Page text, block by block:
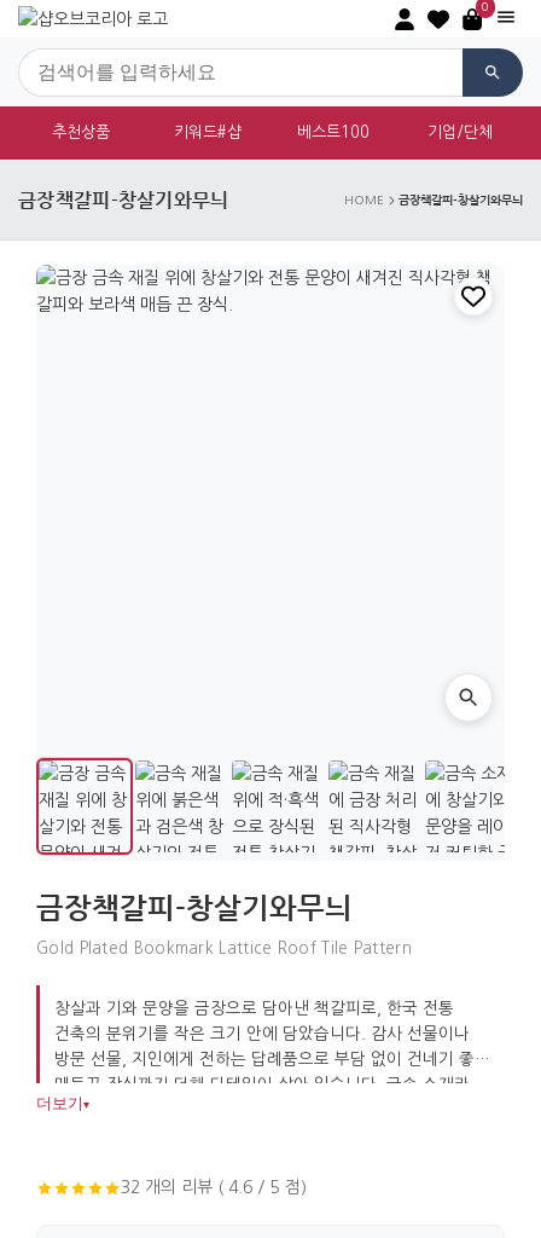
0
추천상품 키워드#샵 베스트100 기업/단체
금장책갈피-창살기와무늬 HOME 금장책갈피-창살기와무늬
금장책갈피-창살기와무늬
Gold Plated Bookmark Lattice Roof Tile Pattern
창살과 기와 문양을 금장으로 담아낸 책갈피로, 한국 전통
건축의 분위기를 작은 크기 안에 담았습니다. 감사 선물이나
방문 선물, 지인에게 전하는 답례품으로 부담 없이 건네기 좋고,
매듭끈 장식까지 더해 디테일이 살아 있습니다. 금속 소재라
가볍고 실용적으로 사용할 수 있습니다.
더보기 ▾
32 개의 리뷰 ( 4.6 / 5 점)